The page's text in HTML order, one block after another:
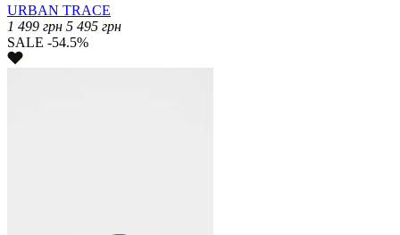
URBAN TRACE
1 499 грн 5 495 грн
SALE -54.5%